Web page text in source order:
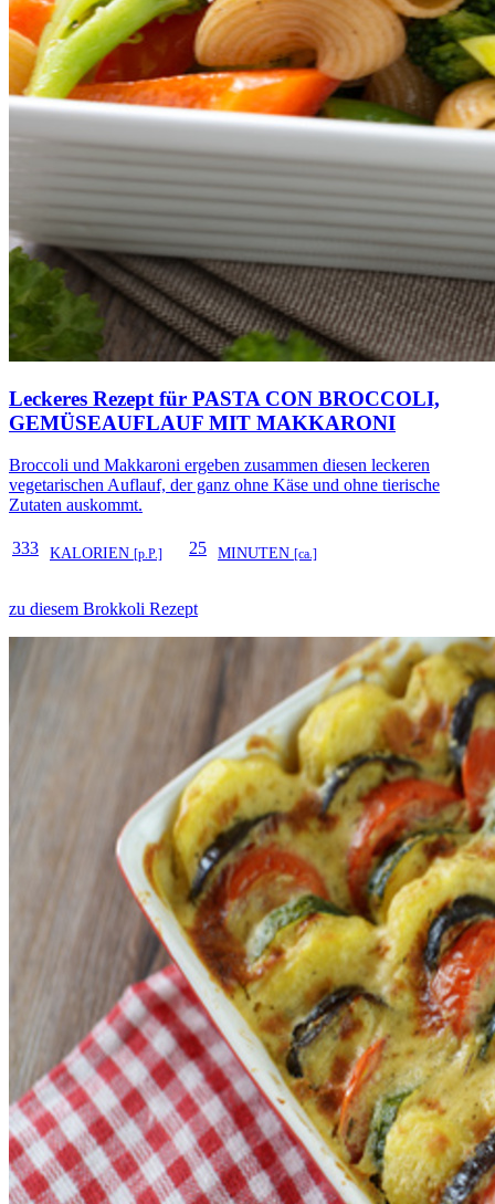
Leckeres Rezept für PASTA CON BROCCOLI,
GEMÜSEAUFLAUF MIT MAKKARONI
Broccoli und Makkaroni ergeben zusammen diesen leckeren
vegetarischen Auflauf, der ganz ohne Käse und ohne tierische
Zutaten auskommt.
333 KALORIEN [p.P.] 25 MINUTEN [ca.]
zu diesem Brokkoli Rezept